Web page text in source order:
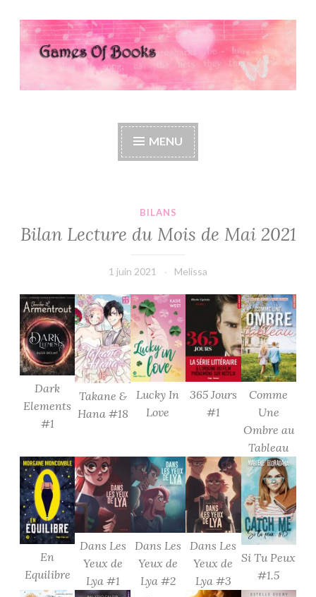
Accéder
au
contenu
Games Of Books
MENU
BILANS
Bilan Lecture du Mois de Mai 2021
1 juin 2021 Melissa
Dark
Elements
#1
Takane &
Hana #18
Lucky In
Love
365 Jours
#1
Comme
Une
Ombre au
Tableau
En
Equilibre
Dans Les
Yeux de
Lya #1
Dans Les
Yeux de
Lya #2
Dans Les
Yeux de
Lya #3
Si Tu Peux
#1.5